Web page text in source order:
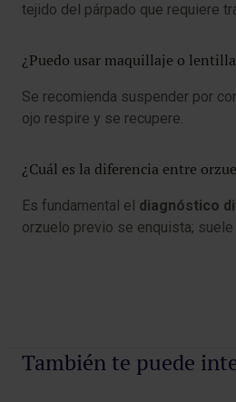
tejido del párpado que requiere
¿Puedo usar maquillaje o
Se recomienda suspender por
ojo respire y se recupere.
¿Cuál es la diferencia entre
Es fundamental el diagnóstico
orzuelo previo se enquista;
También te puede